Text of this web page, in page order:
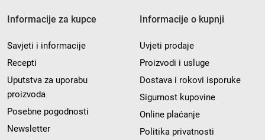
Informacije za kupce
Savjeti i informacije
Recepti
Uputstva za uporabu
proizvoda
Posebne pogodnosti
Newsletter
Informacije o kupnji
Uvjeti prodaje
Proizvodi i usluge
Dostava i rokovi isporuke
Sigurnost kupovine
Online plaćanje
Politika privatnosti